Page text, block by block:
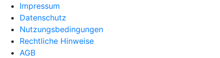
Impressum
Datenschutz
Nutzungsbedingungen
Rechtliche Hinweise
AGB